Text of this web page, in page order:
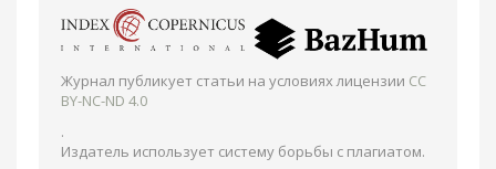
Журнал публикует статьи на условиях лицензии CC
BY-NC-ND 4.0
.
Издатель использует систему борьбы с плагиатом.